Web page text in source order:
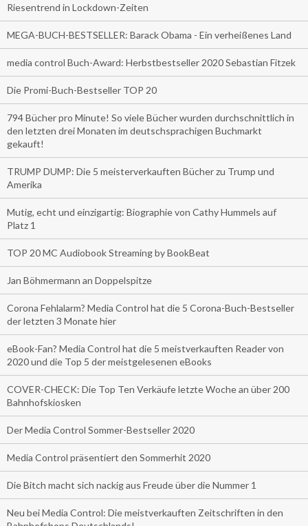
Riesentrend in Lockdown-Zeiten
MEGA-BUCH-BESTSELLER: Barack Obama - Ein verheißenes Land
media control Buch-Award: Herbstbestseller 2020 Sebastian Fitzek
Die Promi-Buch-Bestseller TOP 20
794 Bücher pro Minute! So viele Bücher wurden durchschnittlich in
den letzten drei Monaten im deutschsprachigen Buchmarkt
gekauft!
TRUMP DUMP: Die 5 meisterverkauften Bücher zu Trump und
Amerika
Mutig, echt und einzigartig: Biographie von Cathy Hummels auf
Platz 1
TOP 20 MC Audiobook Streaming by BookBeat
Jan Böhmermann an Doppelspitze
Corona Fehlalarm? Media Control hat die 5 Corona-Buch-Bestseller
der letzten 3 Monate hier
eBook-Fan? Media Control hat die 5 meistverkauften Reader von
2020 und die Top 5 der meistgelesenen eBooks
COVER-CHECK: Die Top Ten Verkäufe letzte Woche an über 200
Bahnhofskiosken
Der Media Control Sommer-Bestseller 2020
Media Control präsentiert den Sommerhit 2020
Die Bitch macht sich nackig aus Freude über die Nummer 1
Neu bei Media Control: Die meistverkauften Zeitschriften in den